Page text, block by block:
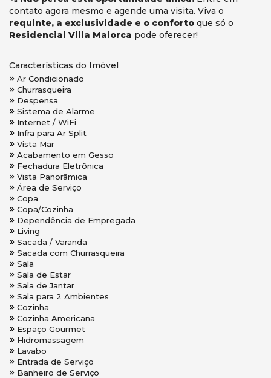
contato agora mesmo e agende uma visita. Viva o
requinte, a exclusividade e o conforto que só o
Residencial Villa Maiorca pode oferecer!
Características do Imóvel
Ar Condicionado
Churrasqueira
Despensa
Sistema de Alarme
Internet / WiFi
Infra para Ar Split
Vista Mar
Acabamento em Gesso
Fechadura Eletrônica
Vista Panorâmica
Área de Serviço
Copa
Copa/Cozinha
Dependência de Empregada
Living
Sacada / Varanda
Sacada com Churrasqueira
Sala
Sala de Estar
Sala de Jantar
Sala para 2 Ambientes
Cozinha
Cozinha Americana
Espaço Gourmet
Hidromassagem
Lavabo
Entrada de Serviço
Banheiro de Serviço